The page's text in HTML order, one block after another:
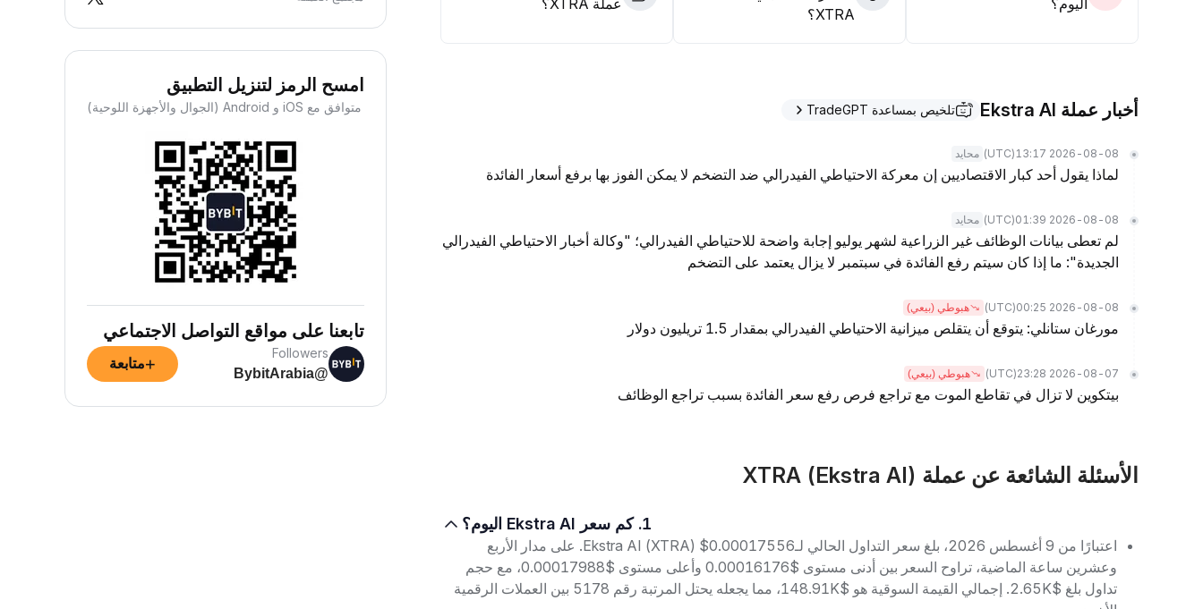
اليوم؟
XTRA؟
عملة XTRA؟
أخبار عملة Ekstra AI تلخيص بمساعدة TradeGPT
2026-08-08 13:17
(UTC) محايد
لماذا يقول أحد كبار الاقتصاديين إن معركة الاحتياطي الفيدرالي ضد التضخم لا يمكن الفوز بها برفع أسعار الفائدة
2026-08-08 01:39
(UTC) محايد
لم تعطى بيانات الوظائف غير الزراعية لشهر يوليو إجابة واضحة للاحتياطي الفيدرالي؛ "وكالة أخبار الاحتياطي الفيدرالي
الجديدة": ما إذا كان سيتم رفع الفائدة في سبتمبر لا يزال يعتمد على التضخم
2026-08-08 00:25
(UTC) هبوطي (بيعي)
مورغان ستانلي: يتوقع أن يتقلص ميزانية الاحتياطي الفيدرالي بمقدار 1.5 تريليون دولار
2026-08-07 23:28
(UTC) هبوطي (بيعي)
بيتكوين لا تزال في تقاطع الموت مع تراجع فرص رفع سعر الفائدة بسبب تراجع الوظائف
الأسئلة الشائعة عن عملة XTRA (Ekstra AI)
1. كم سعر Ekstra AI اليوم؟
اعتبارًا من 9 أغسطس 2026، بلغ سعر التداول الحالي لـEkstra AI (XTRA) $0.00017556. على مدار الأربع
وعشرين ساعة الماضية، تراوح السعر بين أدنى مستوى $0.00016176 وأعلى مستوى $0.00017988، مع حجم
تداول بلغ $2.65K. إجمالي القيمة السوقية هو $148.91K، مما يجعله يحتل المرتبة رقم 5178 بين العملات الرقمية
امسح الرمز لتنزيل التطبيق
متوافق مع iOS و Android (الجوال والأجهزة اللوحية)
تابعنا على مواقع التواصل الاجتماعي
Followers
@BybitArabia
+متابعة